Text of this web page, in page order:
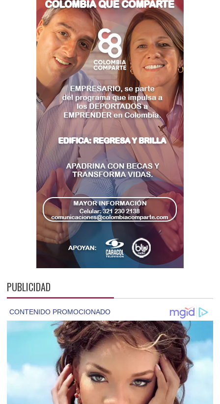
PUBLICIDAD